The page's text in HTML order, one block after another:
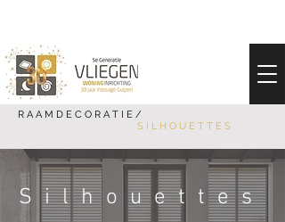
R A A M D E C O R A T I E /
S I L H O U E T T E S
Silhouettes